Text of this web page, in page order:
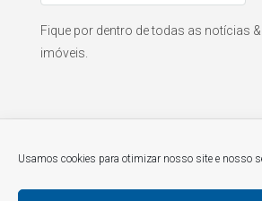
Usamos cookies para otimizar nosso site e nosso
Fique por dentro de todas as notícias
imóveis.